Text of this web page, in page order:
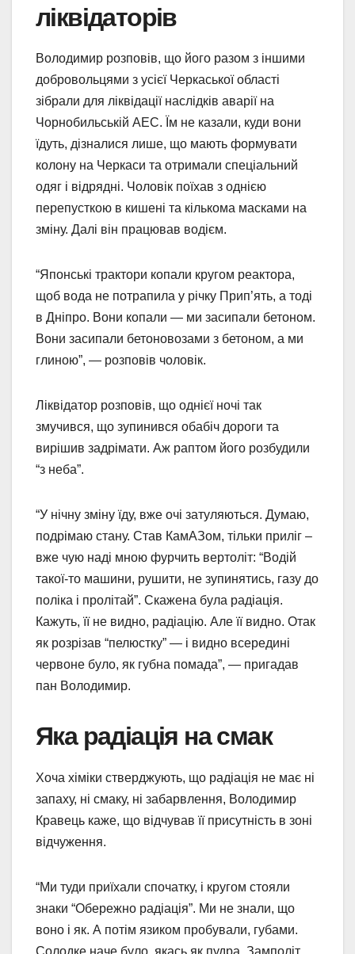
ліквідаторів
Володимир розповів, що його разом з іншими
добровольцями з усієї Черкаської області
зібрали для ліквідації наслідків аварії на
Чорнобильській АЕС. Їм не казали, куди вони
їдуть, дізналися лише, що мають формувати
колону на Черкаси та отримали спеціальний
одяг і відрядні. Чоловік поїхав з однією
перепусткою в кишені та кількома масками на
зміну. Далі він працював водієм.
“Японські трактори копали кругом реактора,
щоб вода не потрапила у річку Прип’ять, а тоді
в Дніпро. Вони копали — ми засипали бетоном.
Вони засипали бетоновозами з бетоном, а ми
глиною”, — розповів чоловік.
Ліквідатор розповів, що однієї ночі так
змучився, що зупинився обабіч дороги та
вирішив задрімати. Аж раптом його розбудили
“з неба”.
“У нічну зміну їду, вже очі затуляються. Думаю,
подрімаю стану. Став КамАЗом, тільки приліг –
вже чую наді мною фурчить вертоліт: “Водій
такої-то машини, рушити, не зупинятись, газу до
поліка і пролітай”. Скажена була радіація.
Кажуть, її не видно, радіацію. Але її видно. Отак
як розрізав “пелюстку” — і видно всередині
червоне було, як губна помада”, — пригадав
пан Володимир.
Яка радіація на смак
Хоча хіміки стверджують, що радіація не має ні
запаху, ні смаку, ні забарвлення, Володимир
Кравець каже, що відчував її присутність в зоні
відчуження.
“Ми туди приїхали спочатку, і кругом стояли
знаки “Обережно радіація”. Ми не знали, що
воно і як. А потім язиком пробували, губами.